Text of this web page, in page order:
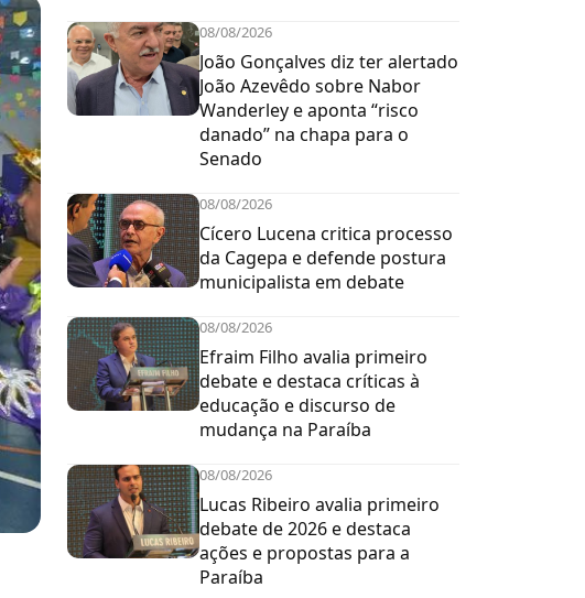
08/08/2026
João Gonçalves diz ter alertado
João Azevêdo sobre Nabor
Wanderley e aponta “risco
danado” na chapa para o
Senado
08/08/2026
Cícero Lucena critica processo
da Cagepa e defende postura
municipalista em debate
08/08/2026
Efraim Filho avalia primeiro
debate e destaca críticas à
educação e discurso de
mudança na Paraíba
08/08/2026
Lucas Ribeiro avalia primeiro
debate de 2026 e destaca
ações e propostas para a
Paraíba